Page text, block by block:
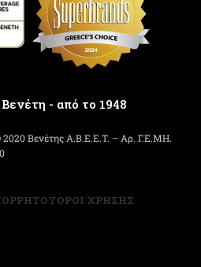
- από το 1948
Βενέτης Α.Β.Ε.Ε.Τ. – Αρ. Γ.Ε.ΜΗ.
ΟΡΟΙ ΧΡΗΣΗΣ